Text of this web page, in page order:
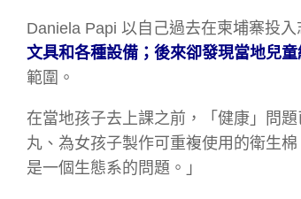
Daniela Papi 以自己過去在柬埔寨投入
文具和各種設備；後來卻發現當地兒童
範圍。
在當地孩子去上課之前，「健康」問
丸、為女孩子製作可重複使用的衛生
是一個生態系的問題。」